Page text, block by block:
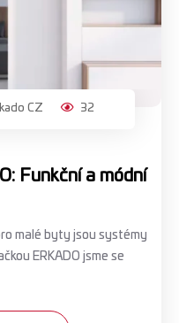
CZ 32
Funkční a módní
malé byty jsou systémy
ERKADO jsme se